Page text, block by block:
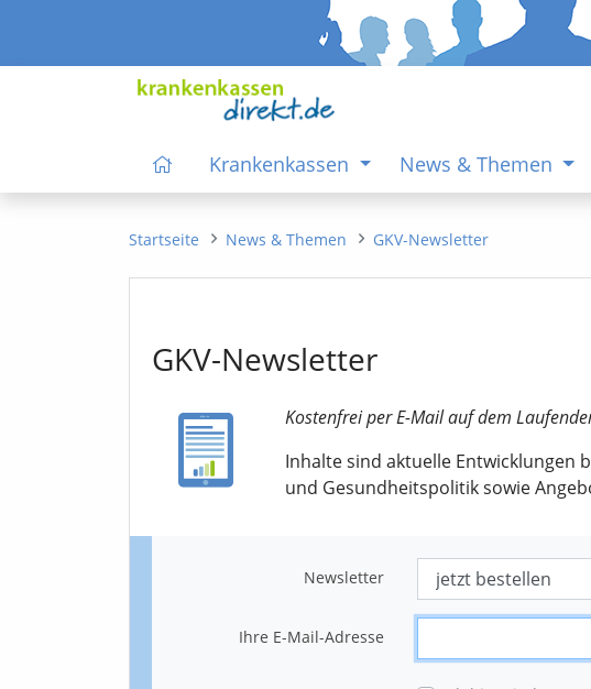
Krankenkassen News & Themen
Startseite News & Themen GKV-Newsletter
GKV-Newsletter
Kostenfrei per E-Mail auf dem
Inhalte sind aktuelle Entwicklungen
und Gesundheitspolitik sowie
Newsletter
Ihre E-Mail-Adresse